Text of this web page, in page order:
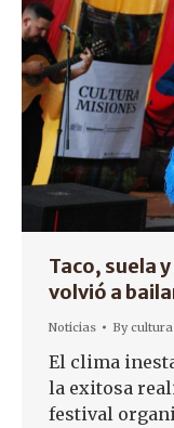
Taco, suela
volvió a
Noticias Bycultura
El clima
la exitosa
festival